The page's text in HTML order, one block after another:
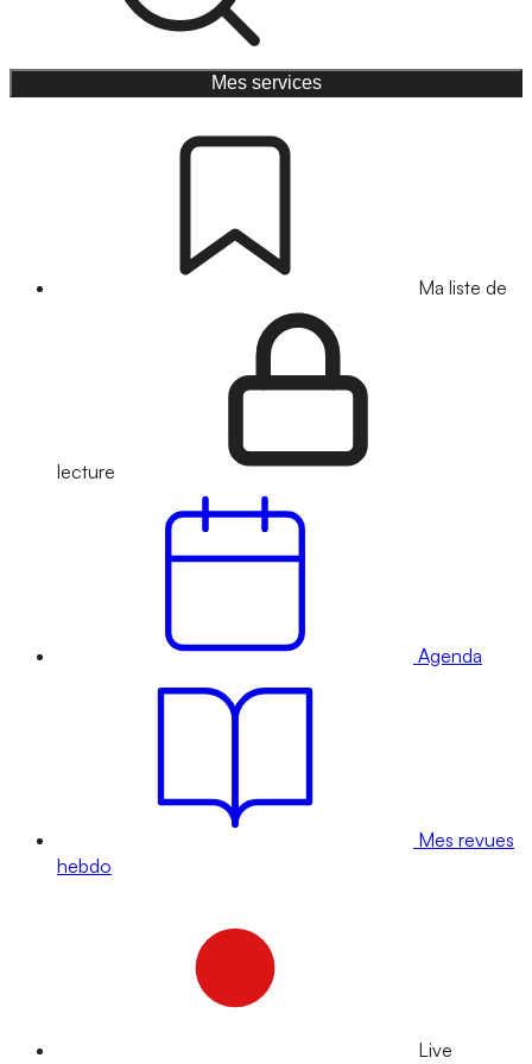
Mes services
Ma liste de
lecture
Agenda
Mes revues
hebdo
Live